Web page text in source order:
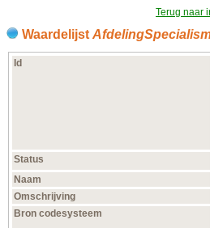
Terug naar
Waardelijst
Id
Status
Naam
Omschrijving
Bron codesysteem